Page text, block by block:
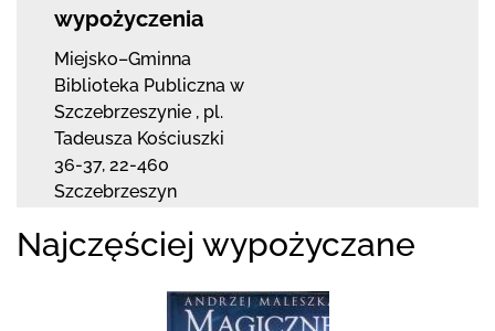
wypożyczenia
Miejsko–Gminna
Biblioteka Publiczna w
Szczebrzeszynie , pl.
Tadeusza Kościuszki
36-37, 22-460
Szczebrzeszyn
Najczęściej wypożyczane